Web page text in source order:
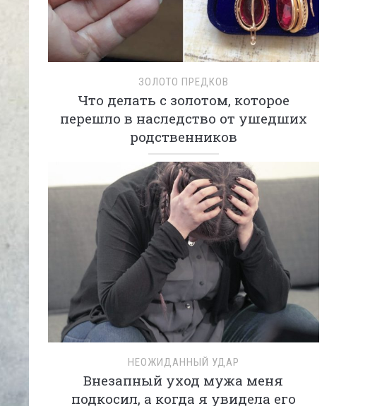
ЗОЛОТО ПРЕДКОВ
Что делать с золотом, которое
перешло в наследство от ушедших
родственников
НЕОЖИДАННЫЙ УДАР
Внезапный уход мужа меня
подкосил, а когда я увидела его